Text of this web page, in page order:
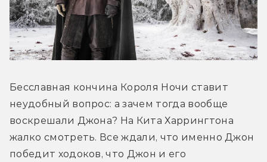
Бесславная кончина Короля Ночи ставит
неудобный вопрос: а зачем тогда вообще
воскрешали Джона? На Кита Харрингтона
жалко смотреть. Все ждали, что именно Джон
победит ходоков, что Джон и его